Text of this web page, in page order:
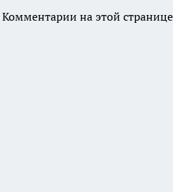
Комментарии на этой